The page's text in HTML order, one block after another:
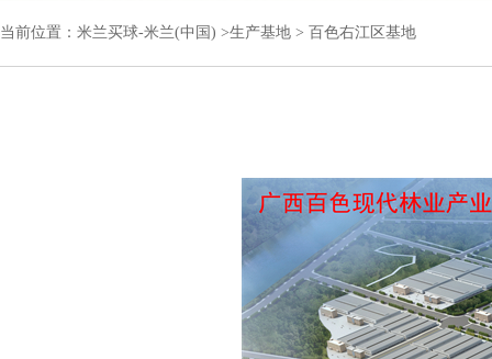
当前位置： 米兰买球-米兰(中国) >生产基地 > 百色右江区基地